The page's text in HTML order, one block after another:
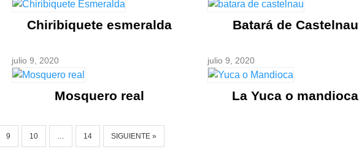
Chiribiquete esmeralda Batará de Castelnau
julio 9, 2020
Mosquero real
julio 9, 2020
La Yuca o mandioca
9 10 14 SIGUIENTE »